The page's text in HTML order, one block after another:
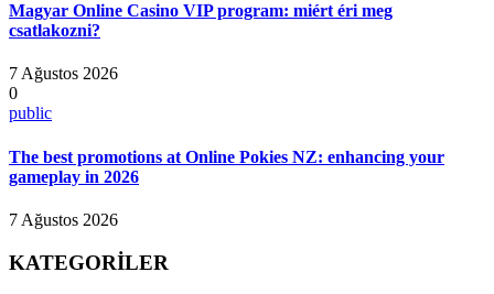
Magyar Online Casino VIP program: miért éri meg
csatlakozni?
7 Ağustos 2026
0
public
The best promotions at Online Pokies NZ: enhancing your
gameplay in 2026
7 Ağustos 2026
KATEGORİLER